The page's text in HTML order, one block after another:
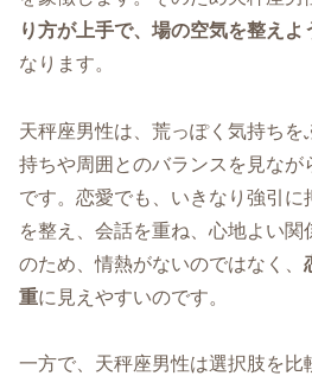
り方が上手で、場の空気を整えよ
なります。
天秤座男性は、荒っぽく気持ち
持ちや周囲とのバランスを見なが
です。恋愛でも、いきなり強引
を整え、会話を重ね、心地よい関
のため、情熱がないのではなく、
重に見えやすいのです。
一方で、天秤座男性は選択肢を比